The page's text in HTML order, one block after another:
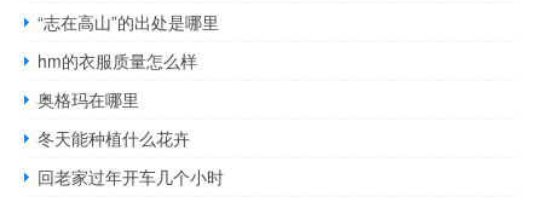
“志在高山”的出处是哪里
hm的衣服质量怎么样
奥格玛在哪里
冬天能种植什么花卉
回老家过年开车几个小时